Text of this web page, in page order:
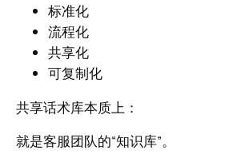
标准化
流程化
共享化
可复制化
共享话术库本质上：
就是客服团队的“知识库”。